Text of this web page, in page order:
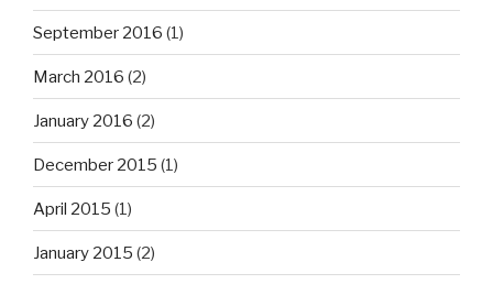
September 2016 (1)
March 2016 (2)
January 2016 (2)
December 2015 (1)
April 2015 (1)
January 2015 (2)